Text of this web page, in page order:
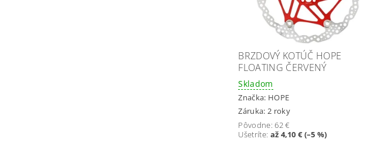
BRZDOVÝ KOTÚČ HOPE
FLOATING ČERVENÝ
Skladom
Značka: HOPE
Záruka: 2 roky
Pôvodne:62 €
Ušetríte: až 4,10 € (–5 %)